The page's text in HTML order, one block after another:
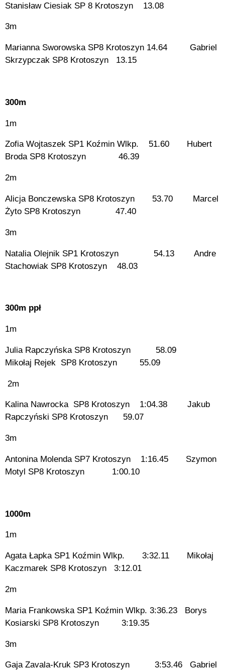
Stanisław Ciesiak SP 8 Krotoszyn 13.08
3m
Marianna Sworowska SP8 Krotoszyn 14.64 Gabriel
Skrzypczak SP8 Krotoszyn 13.15
300m
1m
Zofia Wojtaszek SP1 Koźmin Wlkp. 51.60 Hubert
Broda SP8 Krotoszyn 46.39
2m
Alicja Bonczewska SP8 Krotoszyn 53.70 Marcel
Żyto SP8 Krotoszyn 47.40
3m
Natalia Olejnik SP1 Krotoszyn 54.13 Andre
Stachowiak SP8 Krotoszyn 48.03
300m ppł
1m
Julia Rapczyńska SP8 Krotoszyn 58.09
Mikołaj Rejek SP8 Krotoszyn 55.09
2m
Kalina Nawrocka SP8 Krotoszyn 1:04.38 Jakub
Rapczyński SP8 Krotoszyn 59.07
3m
Antonina Molenda SP7 Krotoszyn 1:16.45 Szymon
Motyl SP8 Krotoszyn 1:00.10
1000m
1m
Agata Łapka SP1 Koźmin Wlkp. 3:32.11 Mikołaj
Kaczmarek SP8 Krotoszyn 3:12.01
2m
Maria Frankowska SP1 Koźmin Wlkp. 3:36.23 Borys
Kosiarski SP8 Krotoszyn 3:19.35
3m
Gaja Zavala-Kruk SP3 Krotoszyn 3:53.46 Gabriel